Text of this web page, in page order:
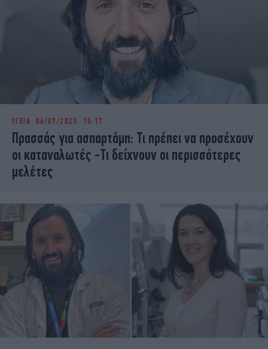
ΥΓΕΙΑ 06/07/2023 10:17
Πρασσάς για ασπαρτάμη: Τι πρέπει να προσέχουν
οι καταναλωτές -Τι δείχνουν οι περισσότερες
μελέτες